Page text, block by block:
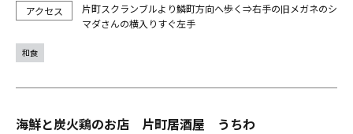
片町スクランブルより鱗町方向へ歩く⇒右手の旧メガネのシ
マダさんの横入りすぐ左手
和食
海鮮と炭火鶏のお店 片町居酒屋 うちわ